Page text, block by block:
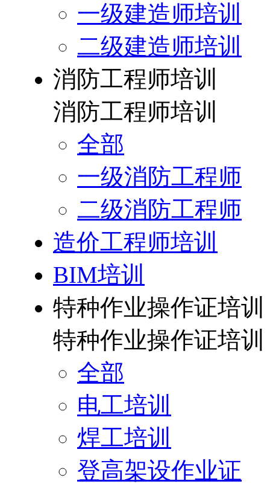
一级建造师培训
二级建造师培训
消防工程师培训
消防工程师培训
全部
一级消防工程师
二级消防工程师
造价工程师培训
BIM培训
特种作业操作证培训
特种作业操作证培训
全部
电工培训
焊工培训
登高架设作业证